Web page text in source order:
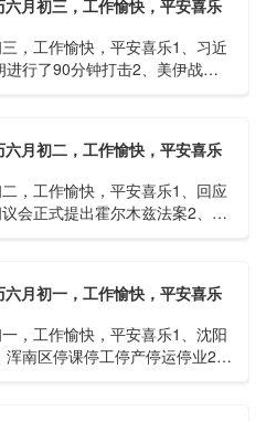
月初三，工作愉快，平安喜乐
，工作愉快，平安喜乐1、习近
行了90分钟打击2、美伊战争
月初二，工作愉快，平安喜乐
，工作愉快，平安喜乐1、回应
会正式提出霍尔木兹法案2、全
月初一，工作愉快，平安喜乐
，工作愉快，平安喜乐1、沈阳
南区停课停工停产停运停业2、